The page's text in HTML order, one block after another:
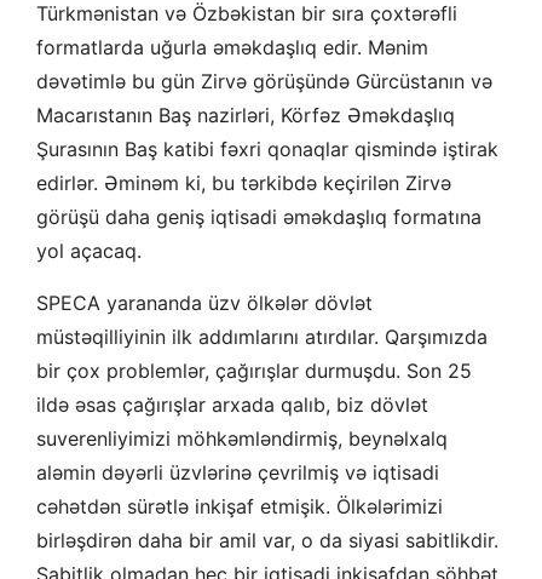
Türkmənistan və Özbəkistan bir sıra çoxtərəfli
formatlarda uğurla əməkdaşlıq edir. Mənim
dəvətimlə bu gün Zirvə görüşündə Gürcüstanın və
Macarıstanın Baş nazirləri, Körfəz Əməkdaşlıq
Şurasının Baş katibi fəxri qonaqlar qismində iştirak
edirlər. Əminəm ki, bu tərkibdə keçirilən Zirvə
görüşü daha geniş iqtisadi əməkdaşlıq formatına
yol açacaq.
SPECA yarananda üzv ölkələr dövlət
müstəqilliyinin ilk addımlarını atırdılar. Qarşımızda
bir çox problemlər, çağırışlar durmuşdu. Son 25
ildə əsas çağırışlar arxada qalıb, biz dövlət
suverenliyimizi möhkəmləndirmiş, beynəlxalq
aləmin dəyərli üzvlərinə çevrilmiş və iqtisadi
cəhətdən sürətlə inkişaf etmişik. Ölkələrimizi
birləşdirən daha bir amil var, o da siyasi sabitlikdir.